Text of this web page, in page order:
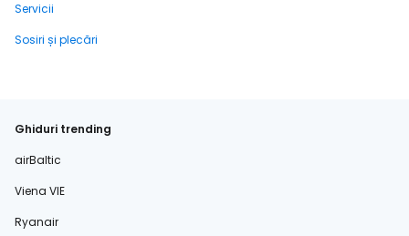
Servicii
Sosiri și plecări
Ghiduri trending
airBaltic
Viena VIE
Ryanair